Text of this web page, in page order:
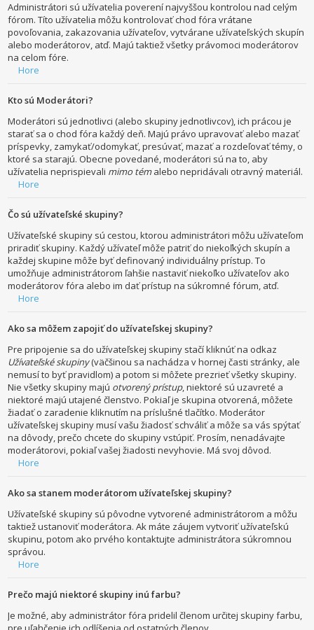
Administrátori sú užívatelia poverení najvyššou kontrolou nad celým
fórom. Títo užívatelia môžu kontrolovať chod fóra vrátane
povoľovania, zakazovania užívateľov, vytvárane užívateľských skupín
alebo moderátorov, atď. Majú taktiež všetky právomoci moderátorov
na celom fóre.
Hore
Kto sú Moderátori?
Moderátori sú jednotlivci (alebo skupiny jednotlivcov), ich prácou je
starať sa o chod fóra každý deň. Majú právo upravovať alebo mazať
príspevky, zamykať/odomykať, presúvať, mazať a rozdeľovať témy, o
ktoré sa starajú. Obecne povedané, moderátori sú na to, aby
užívatelia neprispievali mimo témalebo nepridávali otravný materiál.
Hore
Čo sú užívateľské skupiny?
Užívateľské skupiny sú cestou, ktorou administrátori môžu užívateľom
priradiť skupiny. Každý užívateľ môže patriť do niekoľkých skupín a
každej skupine môže byť definovaný individuálny prístup. To
umožňuje administrátorom ľahšie nastaviť niekoľko užívateľov ako
moderátorov fóra alebo im dať prístup na súkromné fórum, atď.
Hore
Ako sa môžem zapojiť do užívateľskej skupiny?
Pre pripojenie sa do užívateľskej skupiny stačí kliknúť na odkaz
Užívateľské skupiny(väčšinou sa nachádza v hornej časti stránky, ale
nemusí to byť pravidlom) a potom si môžete prezrieť všetky skupiny.
Nie všetky skupiny majú otvorený prístup, niektoré sú uzavreté a
niektoré majú utajené členstvo. Pokiaľ je skupina otvorená, môžete
žiadať o zaradenie kliknutím na príslušné tlačítko. Moderátor
užívateľskej skupiny musí vašu žiadosť schváliť a môže sa vás spýtať
na dôvody, prečo chcete do skupiny vstúpiť. Prosím, nenadávajte
moderátorovi, pokiaľ vašej žiadosti nevyhovie. Má svoj dôvod.
Hore
Ako sa stanem moderátorom užívateľskej skupiny?
Užívateľské skupiny sú pôvodne vytvorené administrátorom a môžu
taktiež ustanoviť moderátora. Ak máte záujem vytvoriť užívateľskú
skupinu, potom ako prvého kontaktujte administrátora súkromnou
správou.
Hore
Prečo majú niektoré skupiny inú farbu?
Je možné, aby administrátor fóra pridelil členom určitej skupiny farbu,